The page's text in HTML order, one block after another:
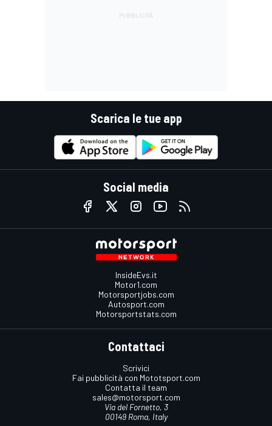
Scarica le tue app
Social media
InsideEvs.it
Motor1.com
Motorsportjobs.com
Autosport.com
Motorsportstats.com
Contattaci
Scrivici
Fai pubblicità con Mototsport.com
Contatta il team
sales@motorsport.com
Via del Fornetto, 3
00149 Roma, Italy